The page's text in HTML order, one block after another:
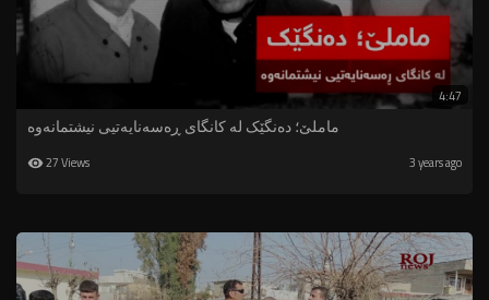
4:47
ماملێ؛ دەنگێک لە کانگای ڕەسەنایەتیی نیشتمانەوە
27 Views 3 years ago